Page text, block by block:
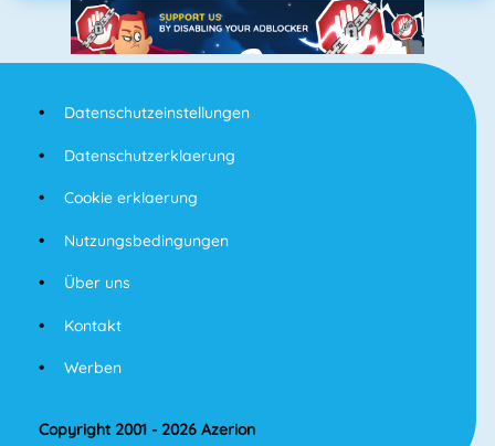
Datenschutzeinstellungen
Datenschutzerklaerung
Cookie erklaerung
Nutzungsbedingungen
Über uns
Kontakt
Werben
Copyright 2001 - 2026 Azerion